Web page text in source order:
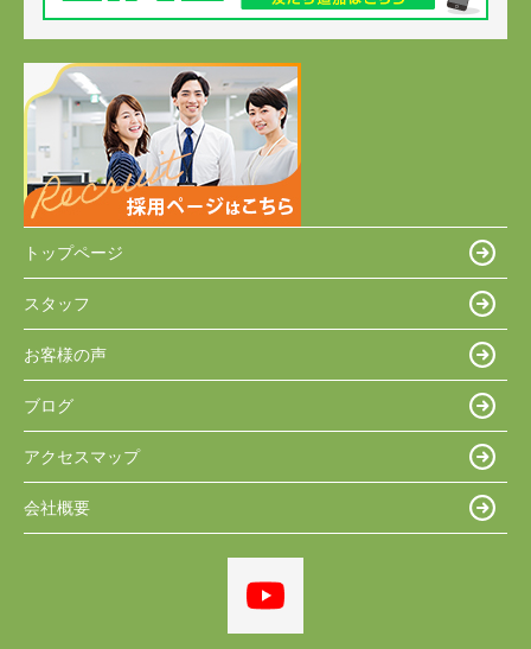
トップページ
スタッフ
お客様の声
ブログ
アクセスマップ
会社概要